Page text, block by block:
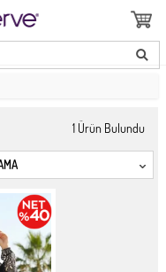
1 Ürün Bulundu